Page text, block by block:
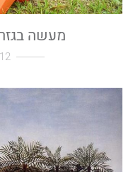
מעשה
12 באוגוסט 2021